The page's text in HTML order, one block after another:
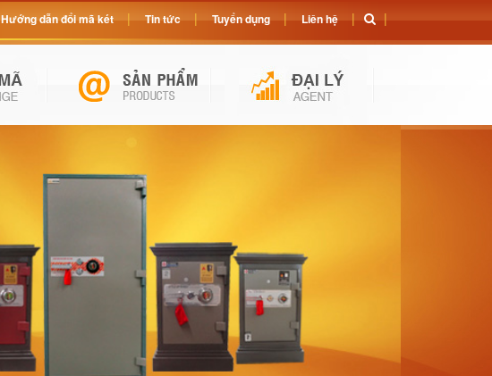
Hướng dẫn đổi mã két Tin tức Tuyển dụng Liên hệ